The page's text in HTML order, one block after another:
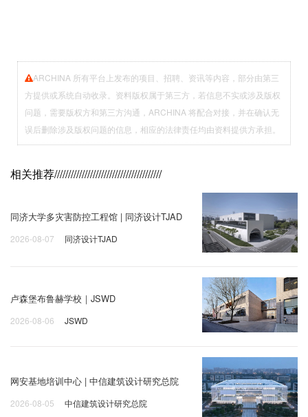
ARCHINA 所有平台上发布的项目、招聘、资讯等内容，部分由第三
方提供或系统自动收录。资料版权属于第三方，若信息不实或涉及版权
问题，需要版权方和第三方沟通，ARCHINA 将配合对接，并在确认无
误后删除涉及版权问题的信息，相应的法律责任均由资料提供方承担。
相关推荐///////////////////////////////////////
同济大学多灾害防控工程馆 | 同济设计TJAD
2026-08-07 同济设计TJAD
卢森堡布鲁赫学校｜JSWD
2026-08-06 JSWD
网安基地培训中心 | 中信建筑设计研究总院
2026-08-05 中信建筑设计研究总院